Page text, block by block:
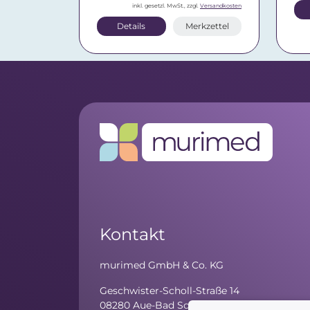
inkl. gesetzl. MwSt., zzgl. Versandkosten
Details Merkzettel
Kontakt
murimed GmbH & Co. KG
Geschwister-Scholl-Straße 14
08280 Aue-Bad Schlema